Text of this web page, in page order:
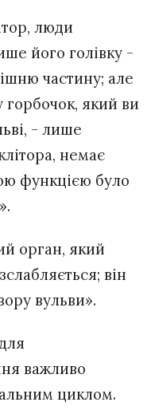
люди
його голівку -
частину; але
який ви
- лише
немає
функцією було
орган, який
він
вульви».
важливо
циклом.